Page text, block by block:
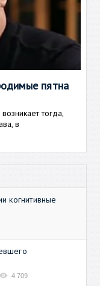
пятна
тогда,
в
когнитивные
4 709